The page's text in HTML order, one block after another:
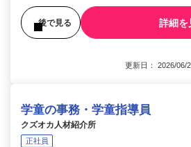
後で見る 詳細を
更新日： 2026/
学童の事務・学童指導員
クズオカ人材紹介所
正社員